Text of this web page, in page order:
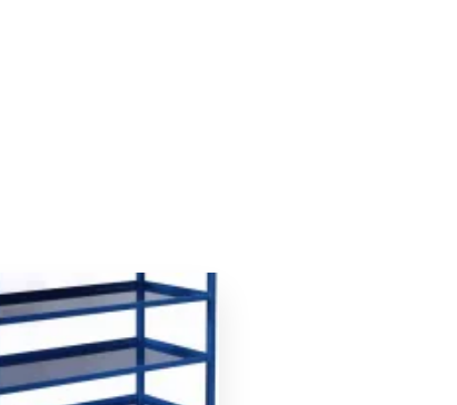
prix
était :
719,00 €.
Le
prix
actuel
est :
683,00 €.